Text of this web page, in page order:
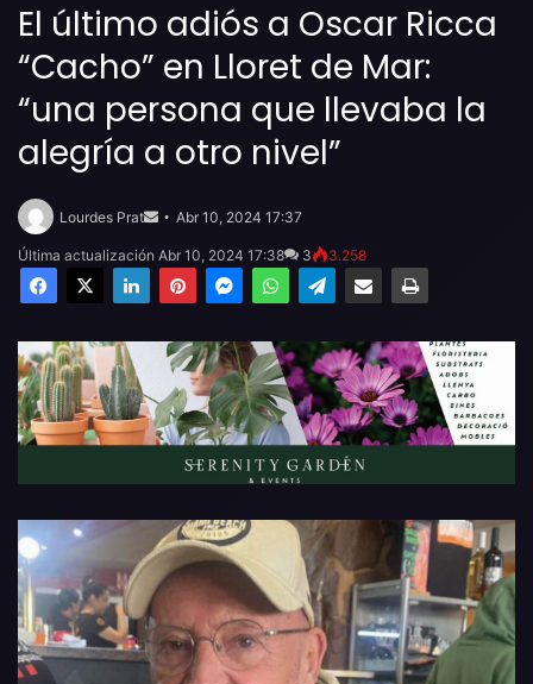
El último adiós a Oscar Ricca
“Cacho” en Lloret de Mar:
“una persona que llevaba la
alegría a otro nivel”
Lourdes Prat
email
Abr 10, 2024 17:37
Última actualización Abr 10, 2024 17:38 3 3.258
Facebook
X LinkedInPinterestMessengerWhatsAppTelegramCompartir por email Imprimir